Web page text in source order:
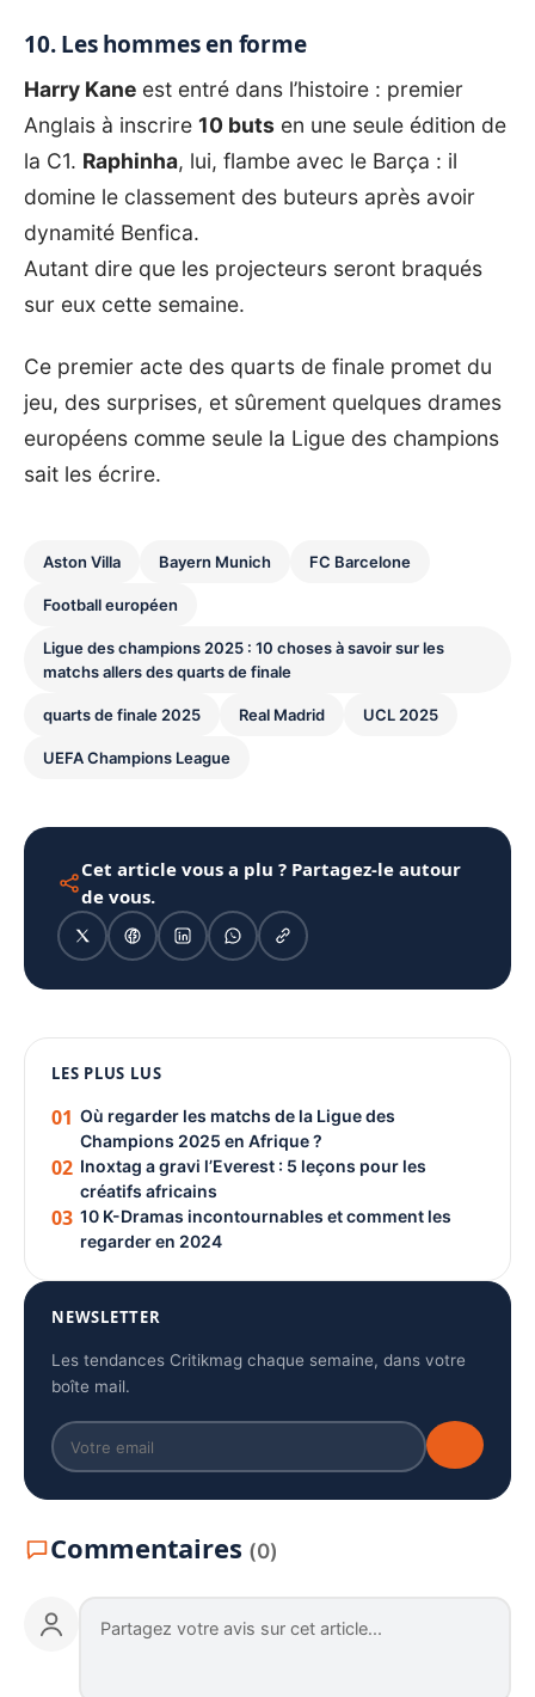
10. Les hommes en forme
Harry Kane est entré dans l’histoire : premier
Anglais à inscrire 10 buts en une seule édition de
la C1. Raphinha, lui, flambe avec le Barça : il
domine le classement des buteurs après avoir
dynamité Benfica.
Autant dire que les projecteurs seront braqués
sur eux cette semaine.
Ce premier acte des quarts de finale promet du
jeu, des surprises, et sûrement quelques drames
européens comme seule la Ligue des champions
sait les écrire.
Aston Villa Bayern Munich FC Barcelone
Football européen
Ligue des champions 2025 : 10 choses à savoir sur les
matchs allers des quarts de finale
quarts de finale 2025 Real Madrid UCL 2025
UEFA Champions League
Cet article vous a plu ? Partagez-le autour
de vous.
PUBLICITÉ
LES PLUS LUS
01 Où regarder les matchs de la Ligue des
Champions 2025 en Afrique ?
02 Inoxtag a gravi l’Everest : 5 leçons pour les
créatifs africains
03 10 K-Dramas incontournables et comment les
regarder en 2024
NEWSLETTER
Les tendances Critikmag chaque semaine, dans votre
boîte mail.
Commentaires (0)